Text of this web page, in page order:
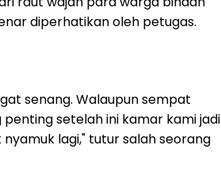
diperhatikan oleh petugas.
senang. Walaupun sempat
setelah ini kamar kami jadi
lagi," tutur salah seorang